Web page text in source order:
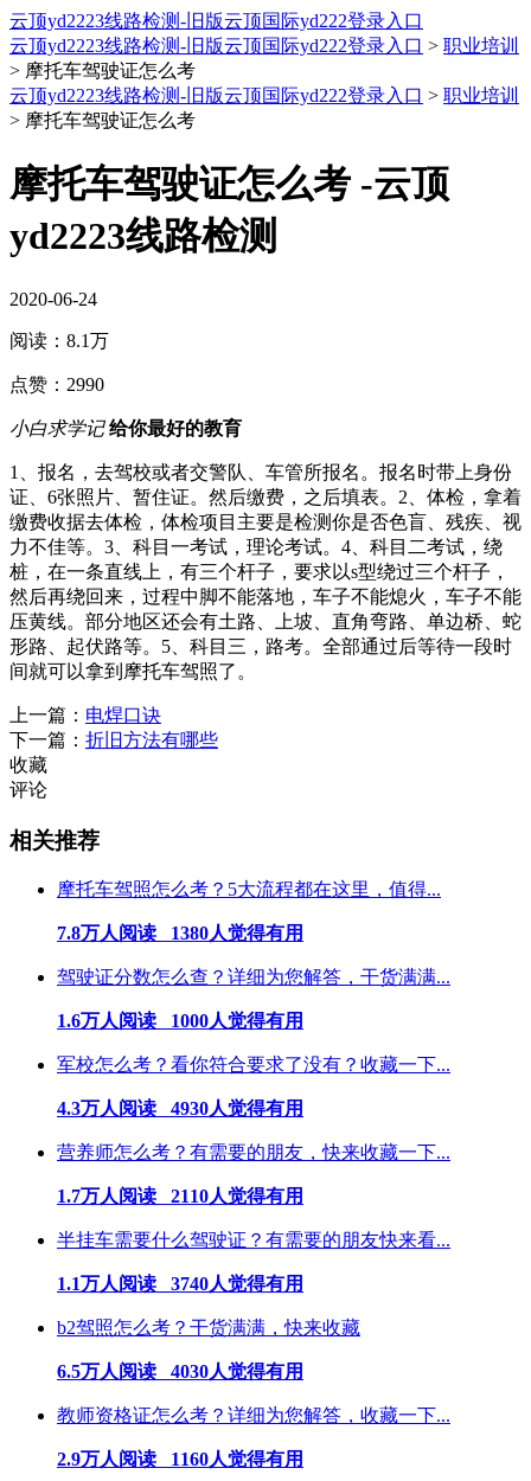
云顶yd2223线路检测-旧版云顶国际yd222登录入口
云顶yd2223线路检测-旧版云顶国际yd222登录入口 > 职业培训
> 摩托车驾驶证怎么考
云顶yd2223线路检测-旧版云顶国际yd222登录入口 > 职业培训
> 摩托车驾驶证怎么考
摩托车驾驶证怎么考 -云顶
yd2223线路检测
2020-06-24
阅读： 8.1万
点赞： 2990
小白求学记 给你最好的教育
1、报名，去驾校或者交警队、车管所报名。报名时带上身份
证、6张照片、暂住证。然后缴费，之后填表。2、体检，拿着
缴费收据去体检，体检项目主要是检测你是否色盲、残疾、视
力不佳等。3、科目一考试，理论考试。4、科目二考试，绕
桩，在一条直线上，有三个杆子，要求以s型绕过三个杆子，
然后再绕回来，过程中脚不能落地，车子不能熄火，车子不能
压黄线。部分地区还会有土路、上坡、直角弯路、单边桥、蛇
形路、起伏路等。5、科目三，路考。全部通过后等待一段时
间就可以拿到摩托车驾照了。
上一篇： 电焊口诀
下一篇： 折旧方法有哪些
收藏
评论
相关推荐
摩托车驾照怎么考？5大流程都在这里，值得...
7.8万人阅读 1380人觉得有用
驾驶证分数怎么查？详细为您解答，干货满满...
1.6万人阅读 1000人觉得有用
军校怎么考？看你符合要求了没有？收藏一下...
4.3万人阅读 4930人觉得有用
营养师怎么考？有需要的朋友，快来收藏一下...
1.7万人阅读 2110人觉得有用
半挂车需要什么驾驶证？有需要的朋友快来看...
1.1万人阅读 3740人觉得有用
b2驾照怎么考？干货满满，快来收藏
6.5万人阅读 4030人觉得有用
教师资格证怎么考？详细为您解答，收藏一下...
2.9万人阅读 1160人觉得有用